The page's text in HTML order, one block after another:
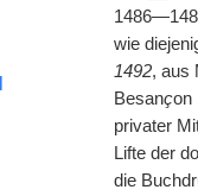
wie
1492, aus
Besançon
privater
Lifte der
die